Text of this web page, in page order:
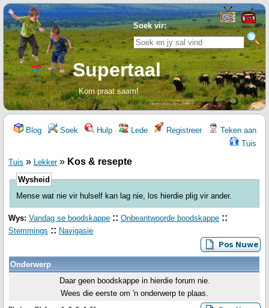
Soek vir:
Supertaal
Kom praat saam!
Blog Soek Hulp Lede Registreer
Teken aan
Tuis
Tuis » Lekker» Kos & resepte
Wysheid
Mense wat nie vir hulself kan lag nie, los hierdie plig vir ander.
Wys: Vandag se boodskappe :: Onbeantwoorde boodskappe ::
Stemmings :: Navigasie
Onderwerp
Daar geen boodskappe in hierdie forum nie.
Wees die eerste om 'n onderwerp te plaas.